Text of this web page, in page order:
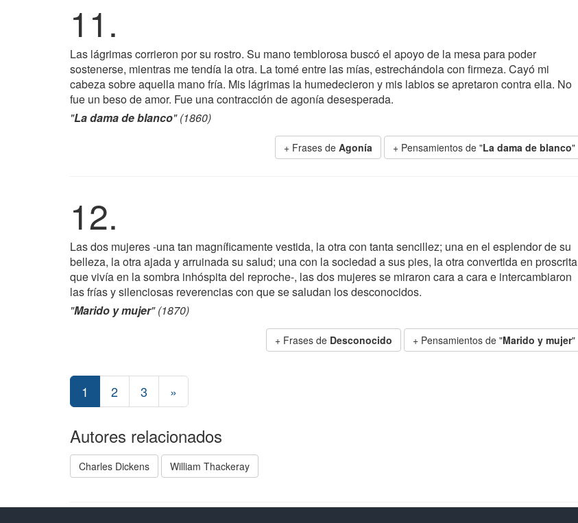
11.
Las lágrimas corrieron por su rostro. Su mano temblorosa buscó el apoyo de la mesa para poder
sostenerse, mientras me tendía la otra. La tomé entre las mías, estrechándola con firmeza. Cayó mi
cabeza sobre aquella mano fría. Mis lágrimas la humedecieron y mis labios se apretaron contra ella. No
fue un beso de amor. Fue una contracción de agonía desesperada.
"La dama de blanco" (1860)
+ Frases de Agonía + Pensamientos de "La dama de blanco"
12.
Las dos mujeres -una tan magníficamente vestida, la otra con tanta sencillez; una en el esplendor de su
belleza, la otra ajada y arruinada su salud; una con la sociedad a sus pies, la otra convertida en proscrita
que vivía en la sombra inhóspita del reproche-, las dos mujeres se miraron cara a cara e intercambiaron
las frías y silenciosas reverencias con que se saludan los desconocidos.
"Marido y mujer" (1870)
+ Frases de Desconocido + Pensamientos de "Marido y mujer"
1 2 3 »
Autores relacionados
Charles Dickens William Thackeray